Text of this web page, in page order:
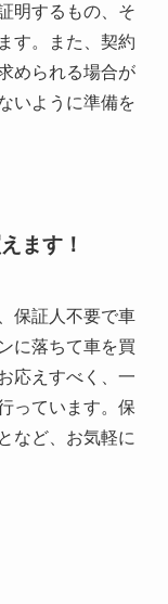
明するもの、そ
す。また、契約
められる場合が
いように準備を
ます！
保証人不要で車
に落ちて車を買
応えすべく、一
っています。保
など、お気軽に